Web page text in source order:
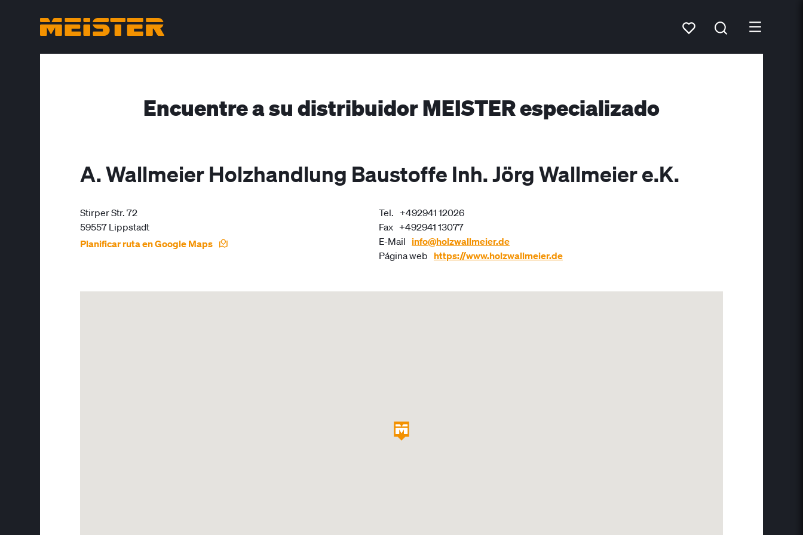
Encuentre a su distribuidor MEISTER especializado
A. Wallmeier Holzhandlung Baustoffe Inh. Jörg Wallmeier e.K.
Stirper Str. 72
59557 Lippstadt
Planificar ruta en Google Maps
Tel. +492941 12026
Fax +492941 13077
E-Mail info@holzwallmeier.de
Página web https://www.holzwallmeier.de